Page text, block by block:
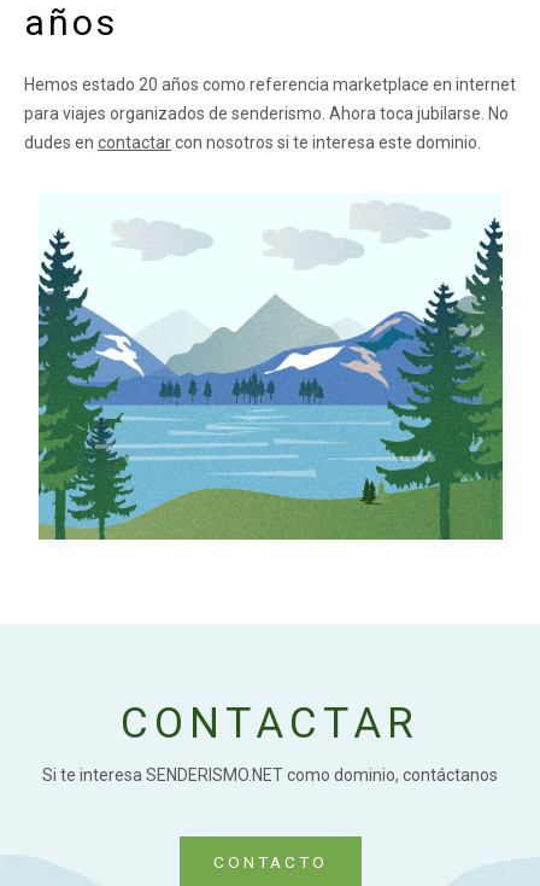
años
Hemos estado 20 años como referencia marketplace en internet
para viajes organizados de senderismo. Ahora toca jubilarse. No
dudes en contactarcon nosotros si te interesa este dominio.
CONTACTAR
Si te interesa SENDERISMO.NET como dominio, contáctanos
CONTACTO